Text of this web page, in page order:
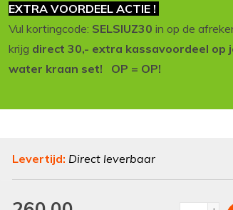
EXTRA VOORDEEL ACTIE !
Vul kortingcode: SELSIUZ30 in op de
krijg direct 30,- extra kassavoordeel op
water kraan set! OP = OP!
Levertijd: Direct leverbaar